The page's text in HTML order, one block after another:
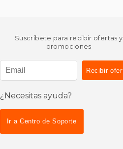
Suscríbete para recibir ofertas y
promociones
¿Necesitas ayuda?
Ir a Centro de Soporte